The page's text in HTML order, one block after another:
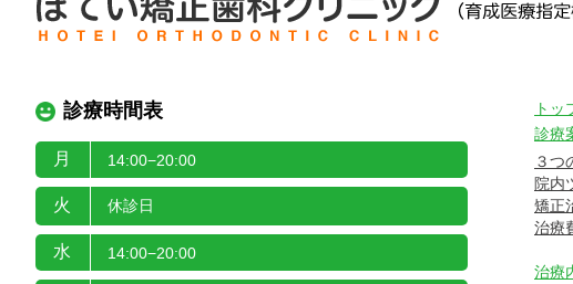
診療時間表
月 14:00−20:00
火 休診日
水 14:00−20:00
トッ
診療
３つ
院内
矯正
治療
治療